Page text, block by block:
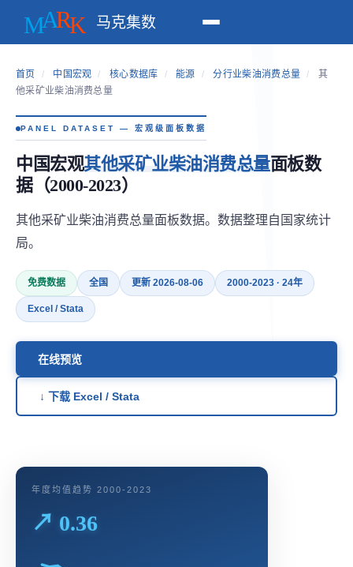
马克集数
首页 / 中国宏观 / 核心数据库 / 能源 / 分行业柴油消费总量 /
其
他采矿业柴油消费总量
PANEL DATASET — 宏观级面板数据
中国宏观其他采矿业柴油消费总量面板数
据（2000-2023）
其他采矿业柴油消费总量面板数据。数据整理自国家统计
局。
免费数据 全国 更新 2026-08-06 2000-2023 · 24年
Excel / Stata
在线预览
↓ 下载 Excel / Stata
年度均值趋势 2000-2023
↗ 0.36